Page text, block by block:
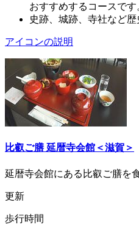
おすすめするコースです
史跡、城跡、寺社など歴
アイコンの説明
比叡ご膳 延暦寺会館＜滋賀＞
延暦寺会館にある比叡ご膳を
更新
歩行時間